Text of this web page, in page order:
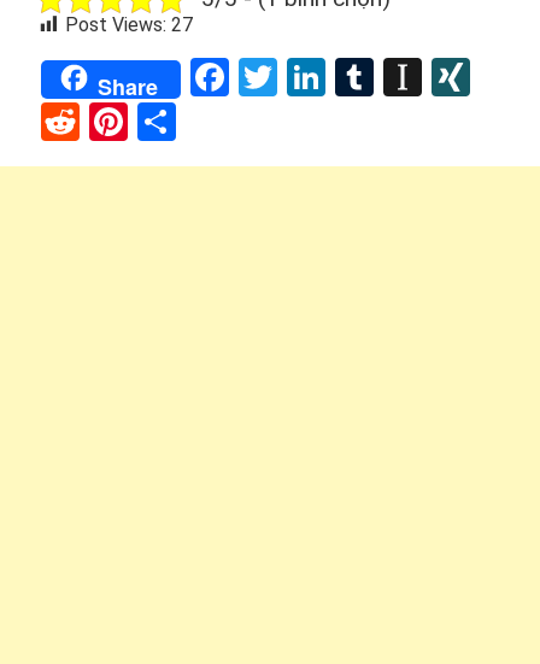
Post Views: 27
Share Facebook
TwitterLinkedIn
Tumblr
RedditPinterest